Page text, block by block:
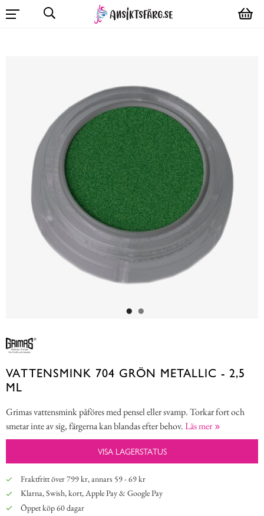
VATTENSMINK 704 GRÖN METALLIC - 2,5
ML
Grimas vattensmink påföres med pensel eller svamp. Torkar fort och
smetar inte av sig, färgerna kan blandas efter behov.Läs mer
VISA LAGERSTATUS
Fraktfritt över 799 kr, annars 59 - 69 kr
Klarna, Swish, kort, Apple Pay & Google Pay
Öppet köp 60 dagar